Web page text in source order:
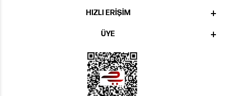
HIZLI ERIŞIM
ÜYE